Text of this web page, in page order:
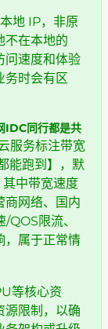
地 IP，非原
不在本地的
问速度和体验
务时会有区
IDC同行都是共
服务标注带宽
能跑到】，默
中带宽速度
商网络、国内
QOS限流、
，属于正常情
等核心资
源限制，以确